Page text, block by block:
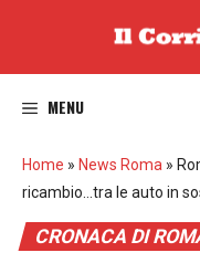
MENU
Home » News Roma »
ricambio…tra le auto in
CRONACA DI